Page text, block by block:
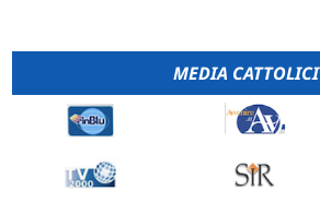
MEDIA CATTOLICI